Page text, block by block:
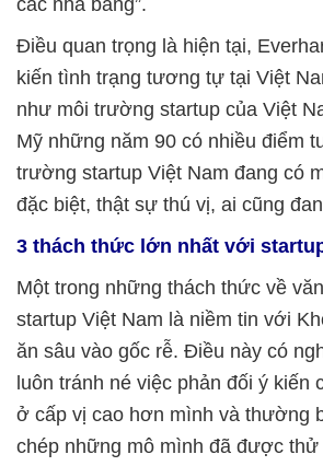
các nhà băng”.
Điều quan trọng là hiện tại,
kiến tình trạng tương tự tại Việt
như môi trường startup của Việt
Mỹ những năm 90 có nhiều điểm
trường startup Việt Nam đang có
đặc biệt, thật sự thú vị, ai cũng
3 thách thức lớn nhất với
Một trong những thách thức về
startup Việt Nam là niềm tin với
ăn sâu vào gốc rễ. Điều này có
luôn tránh né việc phản đối ý kiến
ở cấp vị cao hơn mình và thường
chép những mô mình đã được